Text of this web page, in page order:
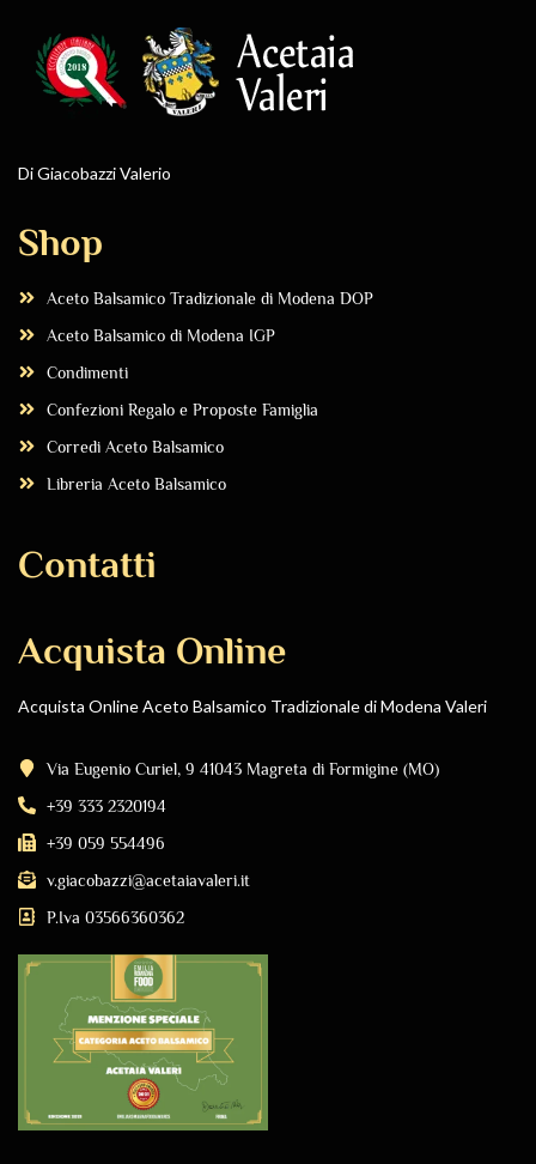
Di Giacobazzi Valerio
Shop
Aceto Balsamico Tradizionale di Modena DOP
Aceto Balsamico di Modena IGP
Condimenti
Confezioni Regalo e Proposte Famiglia
Corredi Aceto Balsamico
Libreria Aceto Balsamico
Contatti
Acquista Online
Acquista Online Aceto Balsamico Tradizionale di Modena Valeri
Via Eugenio Curiel, 9 41043 Magreta di Formigine (MO)
+39 333 2320194
+39 059 554496
v.giacobazzi@acetaiavaleri.it
P.Iva 03566360362